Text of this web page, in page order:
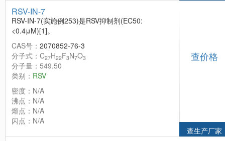
RSV-IN-7
RSV-IN-7(实施例253)是RSV抑制剂(EC50:
<0.4μΜ)[1]。
CAS号： 2070852-76-3
分子式：C27H22F3N7O3
分子量：549.50
类别： RSV
密度：N/A
沸点：N/A
熔点：N/A
闪点：N/A
查价格
查生产厂家